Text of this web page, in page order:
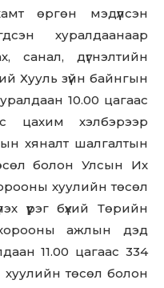
өргөн мэдүүлсэн
хуралдаанаар
санал, дүгнэлтийн
Хууль зүйн байнгын
10.00 цагаас
цахим хэлбэрээр
хяналт шалгалтын
болон Улсын Их
хуулийн төсөл
үүрэг бүхий Төрийн
ажлын дэд
11.00 цагаас 334
төсөл болон